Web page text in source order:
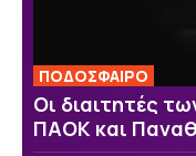
ΠΟΔΟΣΦΑΙΡΟ
Οι διαιτητές
ΠΑΟΚ και